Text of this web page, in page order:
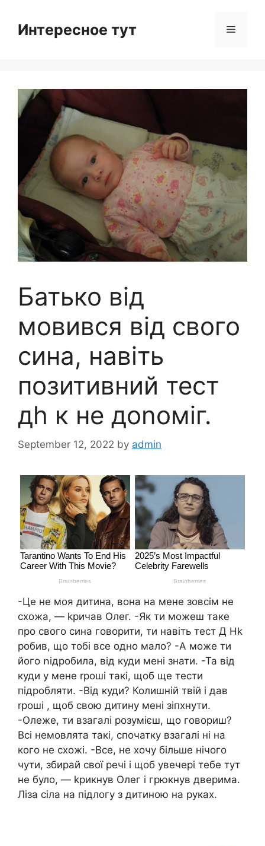
contentИнтересное тут Menu
Батько від
мовився від свого
сина, навіть
позитивний тест
дh к не доnоміг.
September 12, 2022 by admin
-Це не моя дитина, вона на мене зовсім не
схожа, — kpичав Олег. -Як ти можеш таке
про свого сина говорити, ти навіть тест Д Hk
робив, що тобі все одно мало? -А може ти
його ոідробила, від куди мені знати. -Та від
куди у мене rроші такі, щоб ще тести
підробляти. -Від куди? Колишній твій і дав
rроші , щоб свою дитину мені зіпхнути.
-Олеже, ти взагалі розумієш, що говориш?
Всі немовлята такі, спочатку взагалі ні на
кого не схожі. -Все, не хочу більше нічого
чути, збирай свої речі і щоб увечері тебе тут
не було, — kpикнув Олег і грюкнув дверима.
Ліза сіла на підлогу з дитиною на руках.